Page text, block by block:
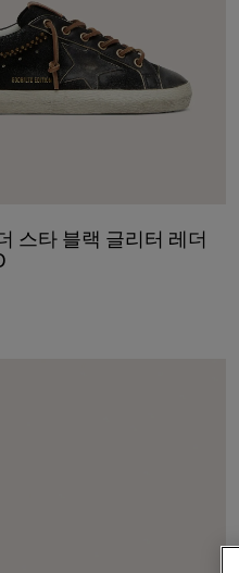
스타 블랙 글리터 레더